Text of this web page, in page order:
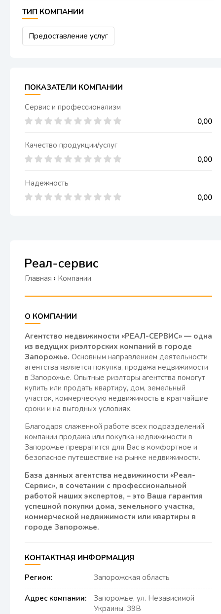
ТИП КОМПАНИИ
Предоставление услуг
ПОКАЗАТЕЛИ КОМПАНИИ
Сервис и профессионализм
0,00
Качество продукции/услуг
0,00
Надежность
0,00
Реал-сервис
Главная › Компании
О КОМПАНИИ
Агентство недвижимости «РЕАЛ-СЕРВИС» — одна
из ведущих риэлторских компаний в городе
Запорожье. Основным направлением деятельности
агентства является покупка, продажа недвижимости
в Запорожье. Опытные риэлторы агентства помогут
купить или продать квартиру, дом, земельный
участок, коммерческую недвижимость в кратчайшие
сроки и на выгодных условиях.
Благодаря слаженной работе всех подразделений
компании продажа или покупка недвижимости в
Запорожье превратится для Вас в комфортное и
безопасное путешествие на рынке недвижимости.
База данных агентства недвижимости «Реал-
Сервис», в сочетании с профессиональной
работой наших экспертов, – это Ваша гарантия
успешной покупки дома, земельного участка,
коммерческой недвижимости или квартиры в
городе Запорожье.
КОНТАКТНАЯ ИНФОРМАЦИЯ
Регион:
Запорожская область
Адрес компании:
Запорожье, ул. Независимой
Украины, 39В